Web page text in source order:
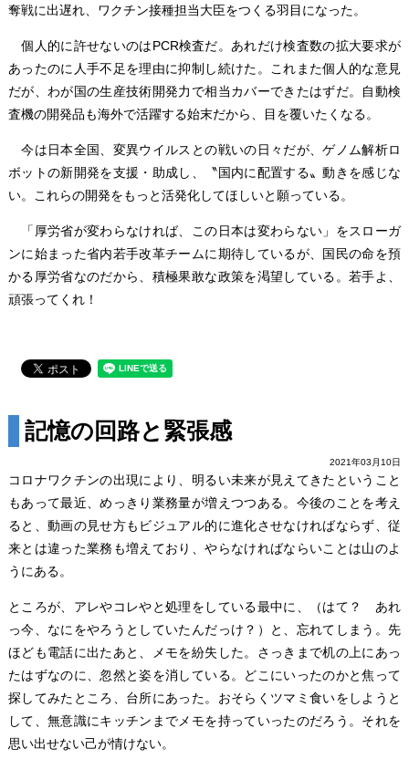
奪戦に出遅れ、ワクチン接種担当大臣をつくる羽目になった。
個人的に許せないのはPCR検査だ。あれだけ検査数の拡大要求が
あったのに人手不足を理由に抑制し続けた。これまた個人的な意見
だが、わが国の生産技術開発力で相当カバーできたはずだ。自動検
査機の開発品も海外で活躍する始末だから、目を覆いたくなる。
今は日本全国、変異ウイルスとの戦いの日々だが、ゲノム解析ロ
ボットの新開発を支援・助成し、〝国内に配置する〟動きを感じな
い。これらの開発をもっと活発化してほしいと願っている。
「厚労省が変わらなければ、この日本は変わらない」をスローガ
ンに始まった省内若手改革チームに期待しているが、国民の命を預
かる厚労省なのだから、積極果敢な政策を渇望している。若手よ、
頑張ってくれ！
記憶の回路と緊張感
2021年03月10日
コロナワクチンの出現により、明るい未来が見えてきたということ
もあって最近、めっきり業務量が増えつつある。今後のことを考え
ると、動画の見せ方もビジュアル的に進化させなければならず、従
来とは違った業務も増えており、やらなければならいことは山のよ
うにある。
ところが、アレやコレやと処理をしている最中に、（はて？ あれ
っ今、なにをやろうとしていたんだっけ？）と、忘れてしまう。先
ほども電話に出たあと、メモを紛失した。さっきまで机の上にあっ
たはずなのに、忽然と姿を消している。どこにいったのかと焦って
探してみたところ、台所にあった。おそらくツマミ食いをしようと
して、無意識にキッチンまでメモを持っていったのだろう。それを
思い出せない己が情けない。